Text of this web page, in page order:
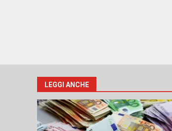
LEGGI ANCHE